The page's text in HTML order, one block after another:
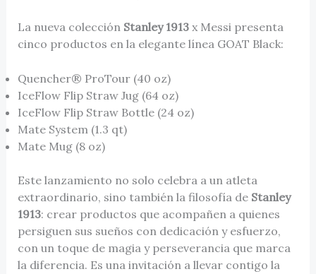
La nueva colección Stanley 1913x Messi presenta
cinco productos en la elegante línea GOAT Black:
Quencher® ProTour (40 oz)
IceFlow Flip Straw Jug (64 oz)
IceFlow Flip Straw Bottle (24 oz)
Mate System (1.3 qt)
Mate Mug (8 oz)
Este lanzamiento no solo celebra a un atleta
extraordinario, sino también la filosofía de Stanley
1913: crear productos que acompañen a quienes
persiguen sus sueños con dedicación y esfuerzo,
con un toque de magia y perseverancia que marca
la diferencia. Es una invitación a llevar contigo la